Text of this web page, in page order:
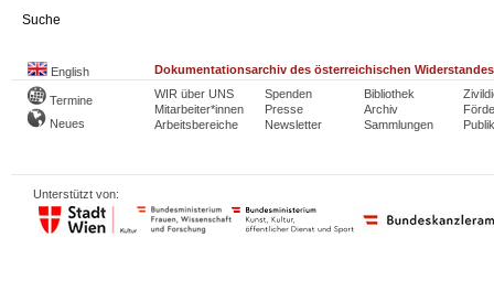
Suche
English Dokumentationsarchiv des österreichischen Widerstandes
Termine
Neues
WIR über UNS
Mitarbeiter*innen
Arbeitsbereiche
Spenden
Presse
Newsletter
Bibliothek
Archiv
Sammlungen
Unterstützt von: